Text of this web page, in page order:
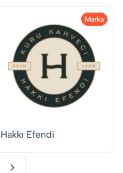
Marka
Hakkı Efendi